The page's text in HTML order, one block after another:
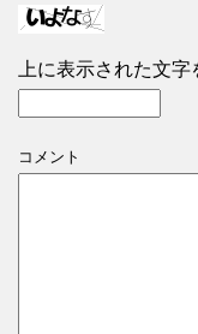
上に表示された文字
コメント